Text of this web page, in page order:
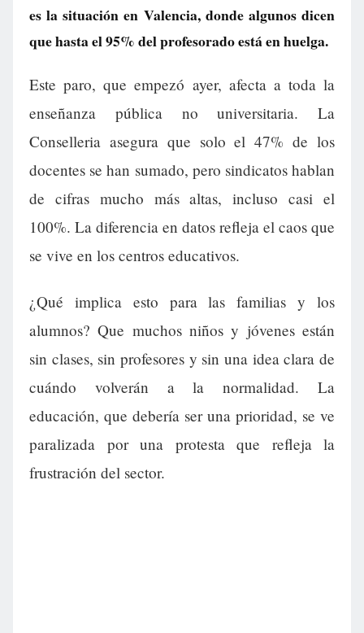
es la situación en Valencia, donde algunos dicen
que hasta el 95% del profesorado está en huelga.
Este paro, que empezó ayer, afecta a toda la
enseñanza pública no universitaria. La
Conselleria asegura que solo el 47% de los
docentes se han sumado, pero sindicatos hablan
de cifras mucho más altas, incluso casi el
100%. La diferencia en datos refleja el caos que
se vive en los centros educativos.
¿Qué implica esto para las familias y los
alumnos? Que muchos niños y jóvenes están
sin clases, sin profesores y sin una idea clara de
cuándo volverán a la normalidad. La
educación, que debería ser una prioridad, se ve
paralizada por una protesta que refleja la
frustración del sector.